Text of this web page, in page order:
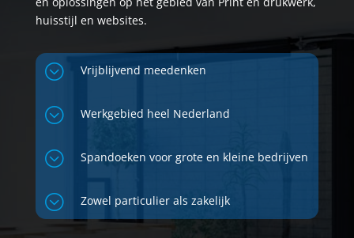
huisstijl en websites.
; Vrijblijvend meedenken
; Werkgebied heel Nederland
; Spandoeken voor grote en kleine bedrijven
; Zowel particulier als zakelijk